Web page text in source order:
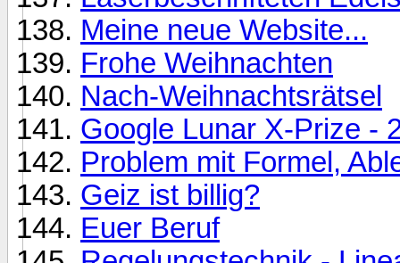
Meine neue Website...
Frohe Weihnachten
Nach-Weihnachtsrätsel
Google Lunar X-Prize -
Problem mit Formel,
Geiz ist billig?
Euer Beruf